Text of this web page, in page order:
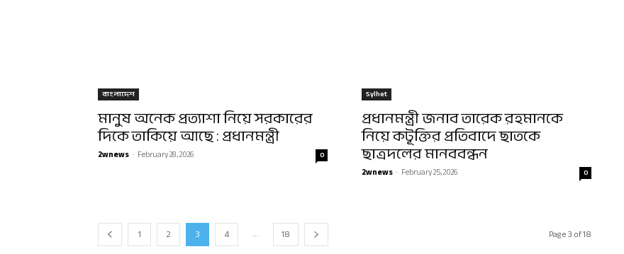
বাংলাদেশ
মানুষ অনেক প্রত্যাশা নিয়ে সরকারের
দিকে তাকিয়ে আছে : প্রধানমন্ত্রী
2wnews - February 28, 2026 0
Sylhet
প্রধানমন্ত্রী জনাব তারেক রহমানকে
নিয়ে কটূক্তির প্রতিবাদে ছাতকে
ছাত্রদলের মানববন্ধন
2wnews - February 25, 2026 0
1 2 3 4 ... 18 Page 3 of 18